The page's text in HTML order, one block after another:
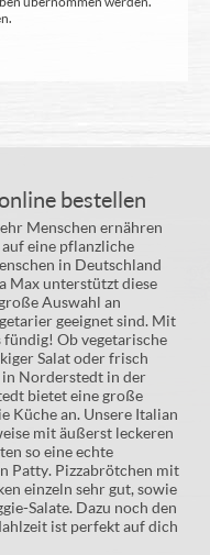
bestellen
Menschen ernähren
eine pflanzliche
in Deutschland
Max unterstützt diese
Auswahl an
geeignet sind. Mit
Ob vegetarische
Salat oder frisch
Norderstedt in der
bietet eine große
Küche an. Unsere Italian
mit äußerst leckeren
so eine echte
Patty. Pizzabrötchen mit
einzeln sehr gut, sowie
Salate. Dazu noch den
ist perfekt auf dich